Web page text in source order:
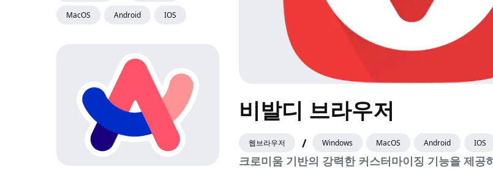
MacOS Android IOS
비발디 브라우저
웹브라우저 / Windows MacOS Android IOS
크로미움 기반의 강력한 커스터마이징 기능을 제공